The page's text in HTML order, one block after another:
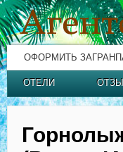
ОФОРМИТЬ
ОТЕЛИ